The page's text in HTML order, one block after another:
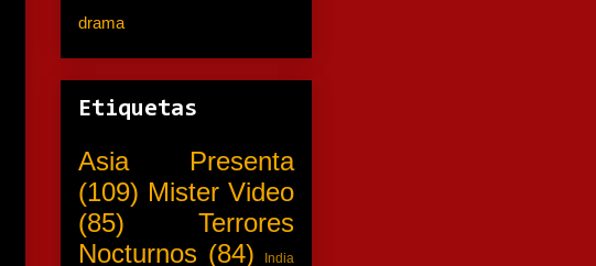
drama
Etiquetas
Asia Presenta
(109) Mister Video
(85)
Terrores
Nocturnos (84)
India